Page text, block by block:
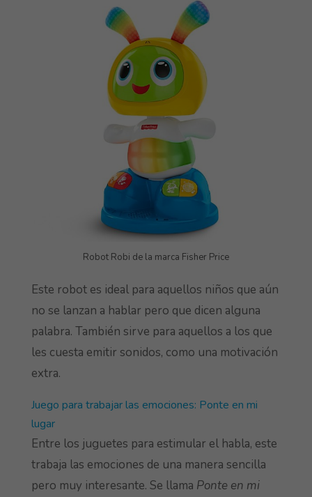
Robot Robi de la marca Fisher Price
Este robot es ideal para aquellos niños que aún
no se lanzan a hablar pero que dicen alguna
palabra. También sirve para aquellos a los que
les cuesta emitir sonidos, como una motivación
extra.
Juego para trabajar las emociones: Ponte en mi
lugar
Entre los juguetes para estimular el habla, este
trabaja las emociones de una manera sencilla
pero muy interesante. Se llama Ponte en mi